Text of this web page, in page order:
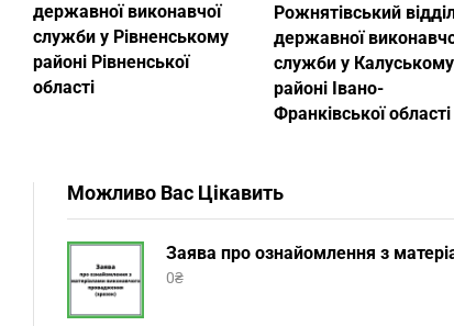
державної виконавчої
служби у Рівненському
районі Рівненської
області
Рожнятівський
державної
служби у Калуському
районі Івано-
Франківської області
Можливо Вас Цікавить
Заява про ознайомлення з
0₴